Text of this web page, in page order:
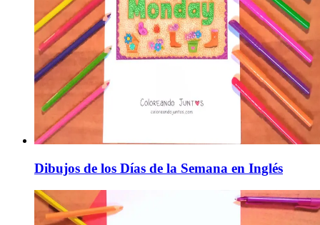
Dibujos de los Días de la Semana en Inglés